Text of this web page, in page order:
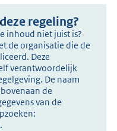
regeling?
inhoud niet juist is?
de organisatie die de
Deze
verantwoordelijk
De naam
de
van de
.